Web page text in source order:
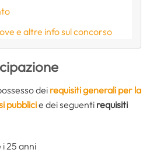
e altre info sul concorso
dei requisiti generali per la
pubblicie dei seguenti requisiti
25 anni